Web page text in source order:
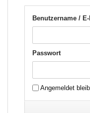
Benutzername / E-
Passwort
Angemeldet